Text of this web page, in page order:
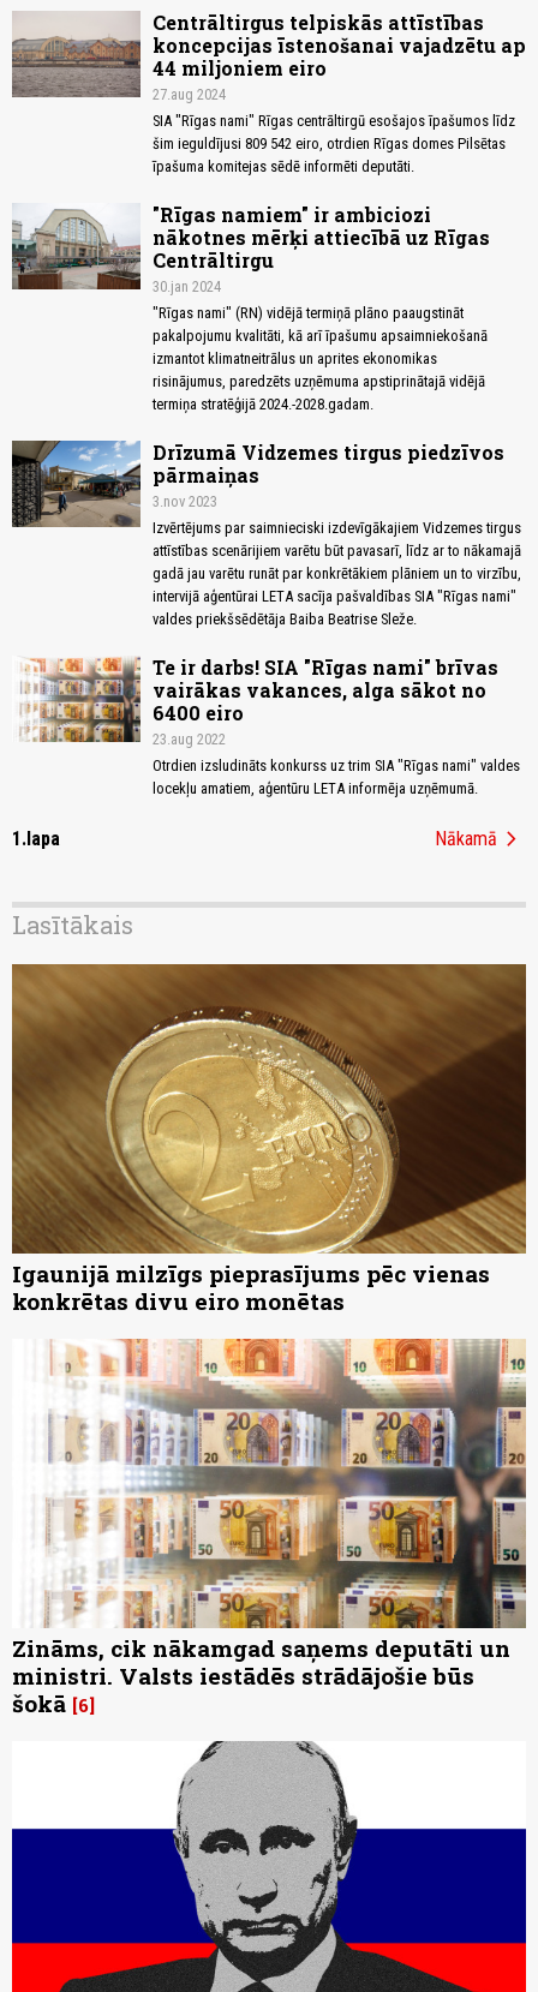
Centrāltirgus telpiskās attīstības
koncepcijas īstenošanai vajadzētu ap
44 miljoniem eiro
27.aug 2024
SIA "Rīgas nami" Rīgas centrāltirgū esošajos īpašumos līdz
šim ieguldījusi 809 542 eiro, otrdien Rīgas domes Pilsētas
īpašuma komitejas sēdē informēti deputāti.
"Rīgas namiem" ir ambiciozi
nākotnes mērķi attiecībā uz Rīgas
Centrāltirgu
30.jan 2024
"Rīgas nami" (RN) vidējā termiņā plāno paaugstināt
pakalpojumu kvalitāti, kā arī īpašumu apsaimniekošanā
izmantot klimatneitrālus un aprites ekonomikas
risinājumus, paredzēts uzņēmuma apstiprinātajā vidējā
termiņa stratēģijā 2024.-2028.gadam.
Drīzumā Vidzemes tirgus piedzīvos
pārmaiņas
3.nov 2023
Izvērtējums par saimnieciski izdevīgākajiem Vidzemes tirgus
attīstības scenārijiem varētu būt pavasarī, līdz ar to nākamajā
gadā jau varētu runāt par konkrētākiem plāniem un to virzību,
intervijā aģentūrai LETA sacīja pašvaldības SIA "Rīgas nami"
valdes priekšsēdētāja Baiba Beatrise Sleže.
Te ir darbs! SIA "Rīgas nami" brīvas
vairākas vakances, alga sākot no
6400 eiro
23.aug 2022
Otrdien izsludināts konkurss uz trim SIA "Rīgas nami" valdes
locekļu amatiem, aģentūru LETA informēja uzņēmumā.
1.lapa Nākamā chevron_right
Lasītākais
Igaunijā milzīgs pieprasījums pēc vienas
konkrētas divu eiro monētas
Zināms, cik nākamgad saņems deputāti un
ministri. Valsts iestādēs strādājošie būs
šokā 6